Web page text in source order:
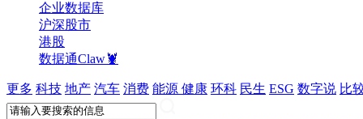
企业数据库
沪深股市
港股
数据通Claw🦞
更多 科技 地产 汽车 消费 能源 健康 环科 民生 ESG 数字说 比